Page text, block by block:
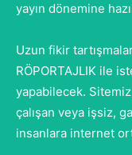
yayın dönemine
Uzun fikir
RÖPORTAJLIK ile
yapabilecek.
çalışan veya işsiz,
insanlara internet